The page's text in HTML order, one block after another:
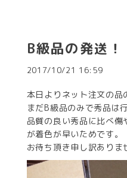
B級品の発送！
2017/10/21 16:59
本日よりネット注文の品
まだB級品のみで秀品は
品質の良い秀品に比べ
が着色が早いためです。
お待ち頂き申し訳ありま